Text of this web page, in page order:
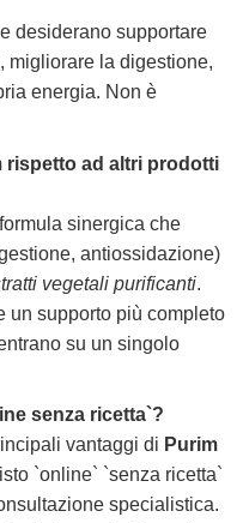
desiderano supportare
migliorare la digestione,
energia. Non è
rispetto ad altri prodotti
sinergica che
antiossidazione)
vegetali purificanti.
un supporto più completo
su un singolo
senza ricetta`?
vantaggi di Purim
`online` `senza ricetta`
specialistica.